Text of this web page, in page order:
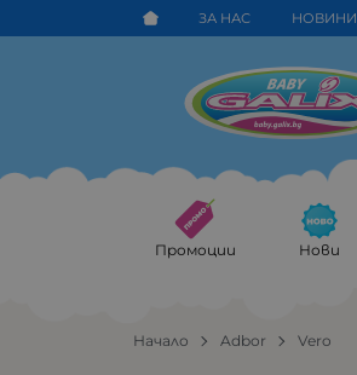
ЗА НАС НОВИНИ
Промоции Нови
Начало Adbor Vero